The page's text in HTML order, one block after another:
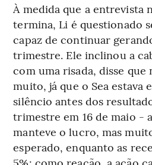
À medida que a entrevista
termina, Li é questionado
capaz de continuar
trimestre. Ele inclinou a
com uma risada, disse que
muito, já que o Sea estava
silêncio antes dos
trimestre em 16 de maio -
manteve o lucro, mas
esperado, enquanto as